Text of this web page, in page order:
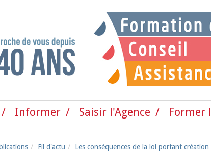
Informer Saisir l'Agence Former
Fil d'actu Les conséquences de la loi portant création